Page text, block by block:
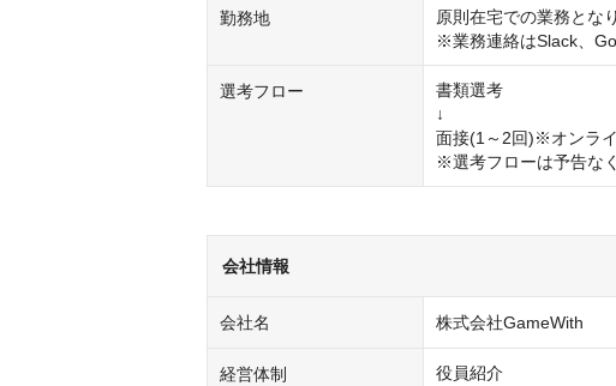
勤務地
原則在宅での業務とな
※業務連絡はSlack、
選考フロー
書類選考
↓
面接(1～2回)※オンラ
※選考フローは予告な
会社情報
会社名 株式会社GameWith
経営体制
役員紹介